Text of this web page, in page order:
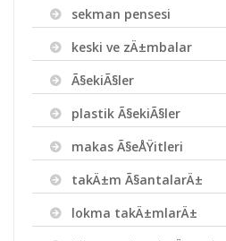
sekman pensesi
keski ve zÄ±mbalar
Ã§ekiÃ§ler
plastik Ã§ekiÃ§ler
makas Ã§eÅŸitleri
takÄ±m Ã§antalarÄ±
lokma takÄ±mlarÄ±